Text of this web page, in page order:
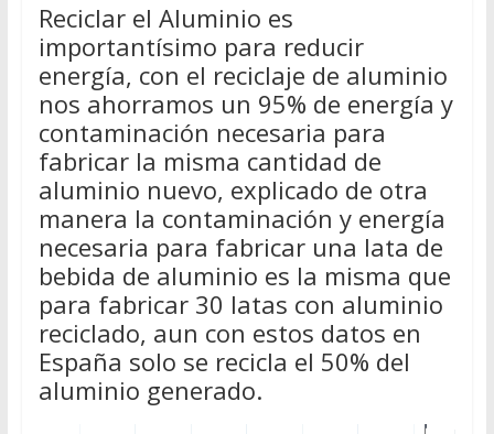
Reciclar el Aluminio es
importantísimo para reducir
energía, con el reciclaje de aluminio
nos ahorramos un 95% de energía y
contaminación necesaria para
fabricar la misma cantidad de
aluminio nuevo, explicado de otra
manera la contaminación y energía
necesaria para fabricar una lata de
bebida de aluminio es la misma que
para fabricar 30 latas con aluminio
reciclado, aun con estos datos en
España solo se recicla el 50% del
aluminio generado.